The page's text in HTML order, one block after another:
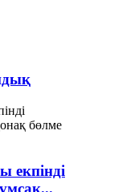
екпінді